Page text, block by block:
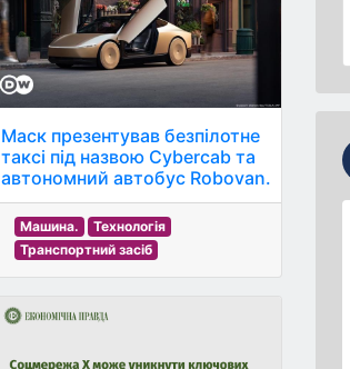
Маск презентував безпілотне
таксі під назвою Cybercab та
автономний автобус Robovan.
Машина.
Технологія
Транспортний засіб